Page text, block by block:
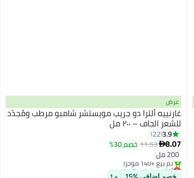
عرض
غارنييه ألترا دو جريب مويستشر شامبو مرطب ومُجدّد
للشعر الجاف – ٢٠٠ مل
3.9
22
8.07
11.53 خصم 30%
200 مل
أقل سعر في السنة
بتخلّص بسرعة